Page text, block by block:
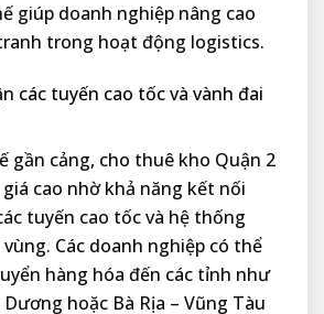
giúp doanh nghiệp nâng cao
trong hoạt động logistics.
các tuyến cao tốc và vành đai
gần cảng, cho thuê kho Quận 2
cao nhờ khả năng kết nối
tuyến cao tốc và hệ thống
Các doanh nghiệp có thể
hàng hóa đến các tỉnh như
Dương hoặc Bà Rịa – Vũng Tàu